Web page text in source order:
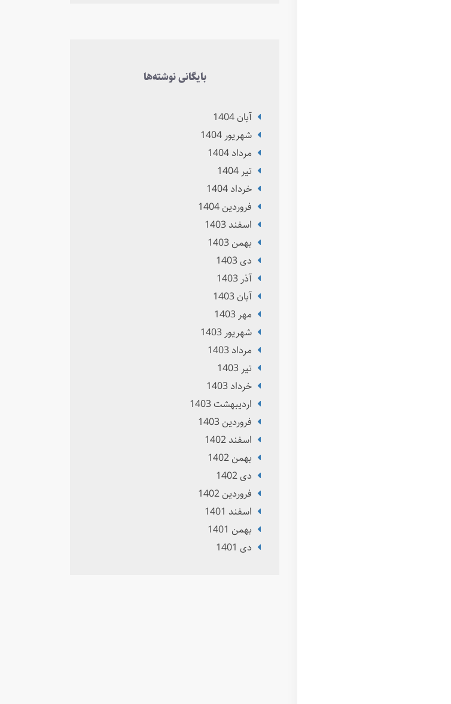
بایگانی نوشته‌ها
آبان 1404
شهریور 1404
مرداد 1404
تير 1404
خرداد 1404
فروردین 1404
اسفند 1403
بهمن 1403
دی 1403
آذر 1403
آبان 1403
مهر 1403
شهریور 1403
مرداد 1403
تير 1403
خرداد 1403
ارديبهشت 1403
فروردین 1403
اسفند 1402
بهمن 1402
دی 1402
فروردین 1402
اسفند 1401
بهمن 1401
دی 1401